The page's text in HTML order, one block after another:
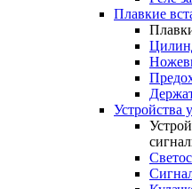
Плавкие
Устройства